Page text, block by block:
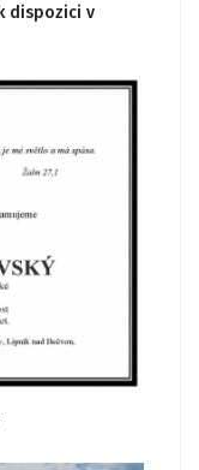
dispozici v